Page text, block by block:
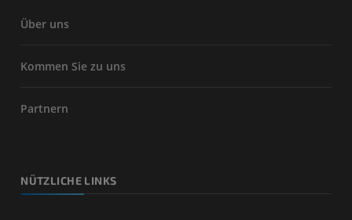
Über uns
Kommen Sie zu uns
Partnern
NÜTZLICHE LINKS